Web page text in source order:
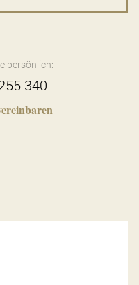
persönlich:
340